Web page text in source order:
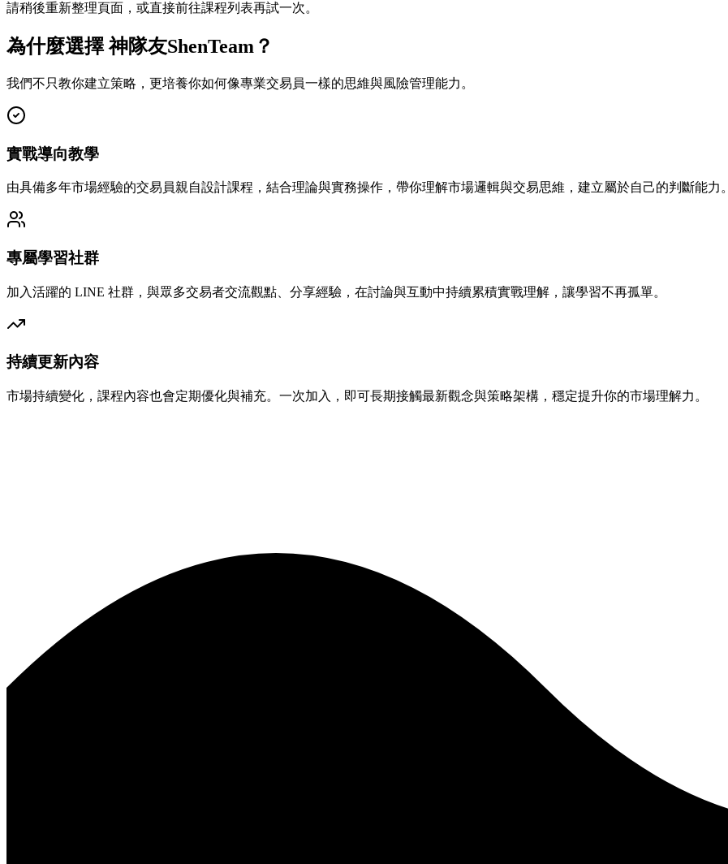
請稍後重新整理頁面，或直接前往課程列表再試一次。
為什麼選擇 神隊友ShenTeam？
我們不只教你建立策略，更培養你如何像專業交易員一樣的思維與風險管理能力。
實戰導向教學
由具備多年市場經驗的交易員親自設計課程，結合理論與實務操作，帶你理解市場邏輯與交易思維，建立屬於自己的判斷能力。
專屬學習社群
加入活躍的 LINE 社群，與眾多交易者交流觀點、分享經驗，在討論與互動中持續累積實戰理解，讓學習不再孤單。
持續更新內容
市場持續變化，課程內容也會定期優化與補充。一次加入，即可長期接觸最新觀念與策略架構，穩定提升你的市場理解力。